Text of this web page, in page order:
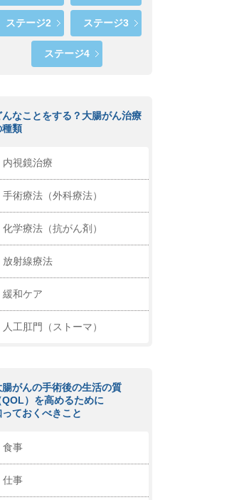
ステージ2 ステージ3
ステージ4
んなことをする？大腸がん治療
種類
内視鏡治療
手術療法（外科療法）
化学療法（抗がん剤）
放射線療法
緩和ケア
人工肛門（ストーマ）
腸がんの手術後の生活の質
QOL）を高めるために
っておくべきこと
食事
仕事